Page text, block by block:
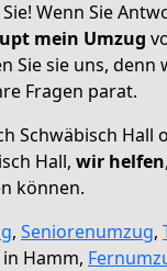
Wenn Sie
mein Umzug
Sie sie uns, denn
Fragen parat.
Schwäbisch Hall
Hall, wir helfen
können.
, Seniorenumzug,
in Hamm,